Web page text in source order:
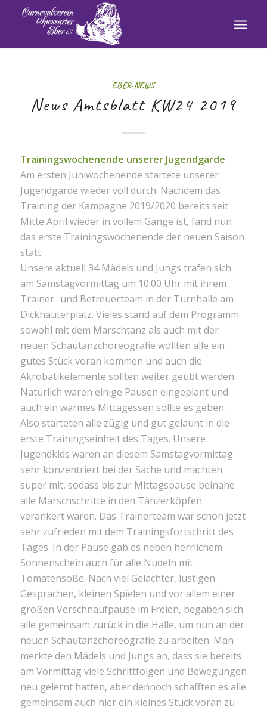
EBER-NEWS
News Amtsblatt KW24 2019
Trainingswochenende unserer Jugendgarde
Am ersten Juniwochenende startete unserer
Jugendgarde wieder voll durch. Nachdem das
Training der Kampagne 2019/2020 bereits seit
Mitte April wieder in vollem Gange ist, fand nun
das erste Trainingswochenende der neuen Saison
statt.
Unsere aktuell 34 Mädels und Jungs trafen sich
am Samstagvormittag um 10:00 Uhr mit ihrem
Trainer- und Betreuerteam in der Turnhalle am
Dickhäuterplatz. Vieles stand auf dem Programm:
sowohl mit dem Marschtanz als auch mit der
neuen Schautanzchoreografie wollten alle ein
gutes Stück voran kommen und auch die
Akrobatikelemente sollten weiter geübt werden.
Natürlich waren einige Pausen eingeplant und
auch ein warmes Mittagessen sollte es geben.
Also starteten alle zügig und gut gelaunt in die
erste Trainingseinheit des Tages. Unsere
Jugendkids waren an diesem Samstagvormittag
sehr konzentriert bei der Sache und machten
super mit, sodass bis zur Mittagspause beinahe
alle Marschschritte in den Tänzerköpfen
verankert waren. Das Trainerteam war schon jetzt
sehr zufrieden mit dem Trainingsfortschritt des
Tages. In der Pause gab es neben herrlichem
Sonnenschein auch für alle Nudeln mit
Tomatensoße. Nach viel Gelächter, lustigen
Gesprächen, kleinen Spielen und vor allem einer
großen Verschnaufpause im Freien, begaben sich
alle gemeinsam zurück in die Halle, um nun an der
neuen Schautanzchoreografie zu arbeiten. Man
merkte den Mädels und Jungs an, dass sie bereits
am Vormittag viele Schrittfolgen und Bewegungen
neu gelernt hatten, aber dennoch schafften es alle
gemeinsam auch hier ein kleines Stück voran zu